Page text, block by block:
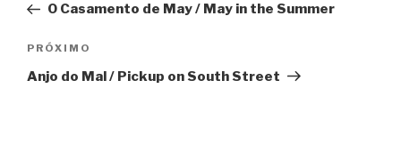
Post
O Casamento de May / May in the Summer
Próximo
PRÓXIMO
Anjo do Mal / Pickup on South Street